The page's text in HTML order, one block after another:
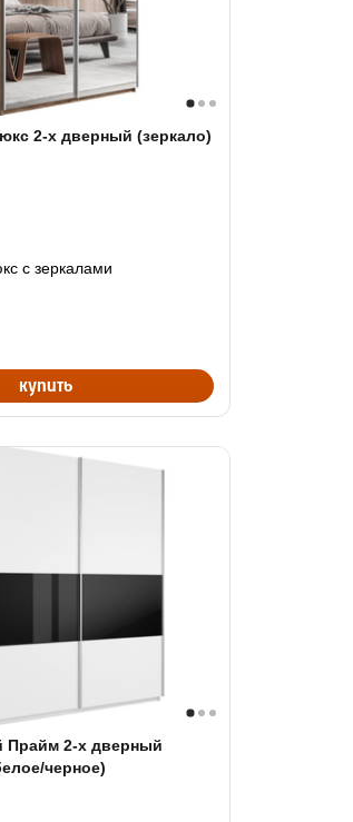
2-х дверный (зеркало)
купить
с зеркалами
Прайм 2-х дверный
черное)